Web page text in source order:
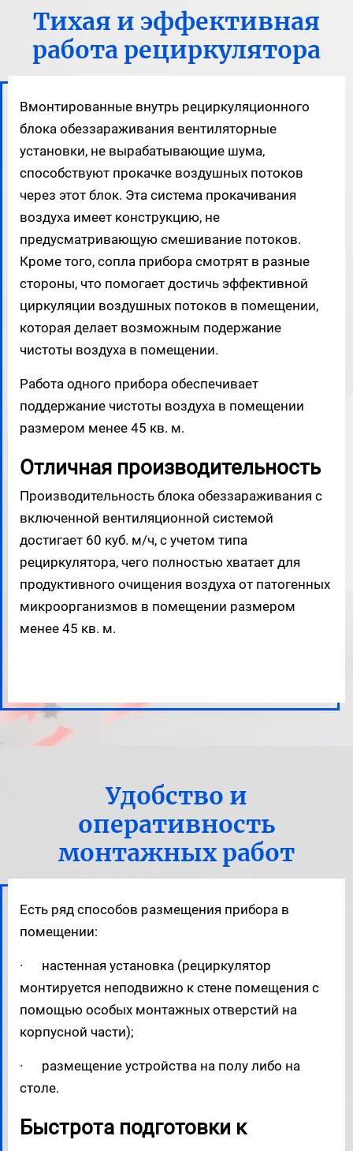
Тихая и эффективная
работа рециркулятора
Вмонтированные внутрь рециркуляционного
блока обеззараживания вентиляторные
установки, не вырабатывающие шума,
способствуют прокачке воздушных потоков
через этот блок. Эта система прокачивания
воздуха имеет конструкцию, не
предусматривающую смешивание потоков.
Кроме того, сопла прибора смотрят в разные
стороны, что помогает достичь эффективной
циркуляции воздушных потоков в помещении,
которая делает возможным подержание
чистоты воздуха в помещении.
Работа одного прибора обеспечивает
поддержание чистоты воздуха в помещении
размером менее 45 кв. м.
Отличная производительность
Производительность блока обеззараживания с
включенной вентиляционной системой
достигает 60 куб. м/ч, с учетом типа
рециркулятора, чего полностью хватает для
продуктивного очищения воздуха от патогенных
микроорганизмов в помещении размером
менее 45 кв. м.
Удобство и
оперативность
монтажных работ
Есть ряд способов размещения прибора в
помещении:
· настенная установка (рециркулятор
монтируется неподвижно к стене помещения с
помощью особых монтажных отверстий на
корпусной части);
· размещение устройства на полу либо на
столе.
Быстрота подготовки к